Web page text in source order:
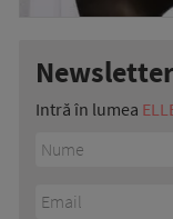
Intră în lumea